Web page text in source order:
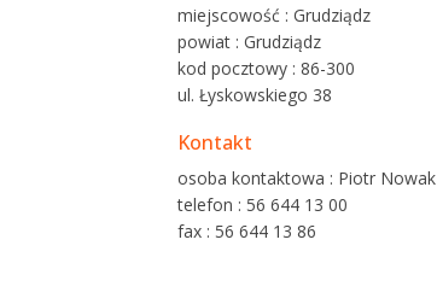
miejscowość : Grudziądz
powiat : Grudziądz
kod pocztowy : 86-300
ul. Łyskowskiego 38
Kontakt
osoba kontaktowa : Piotr Nowak
telefon : 56 644 13 00
fax : 56 644 13 86